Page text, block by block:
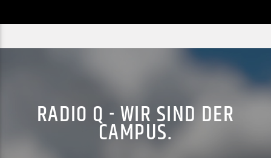
RADIO Q - WIR SIND DER
CAMPUS.